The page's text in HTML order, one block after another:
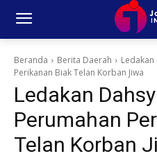
Beranda Berita Daerah
Perikanan Biak Telan Korban Jiwa
Ledakan
Perumahan
Telan Korban